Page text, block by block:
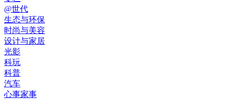
@世代
生态与环保
时尚与美容
设计与家居
光影
科玩
科普
汽车
心事家事